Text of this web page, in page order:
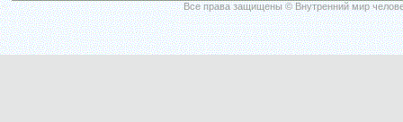
Все права защищены © Внутренний мир